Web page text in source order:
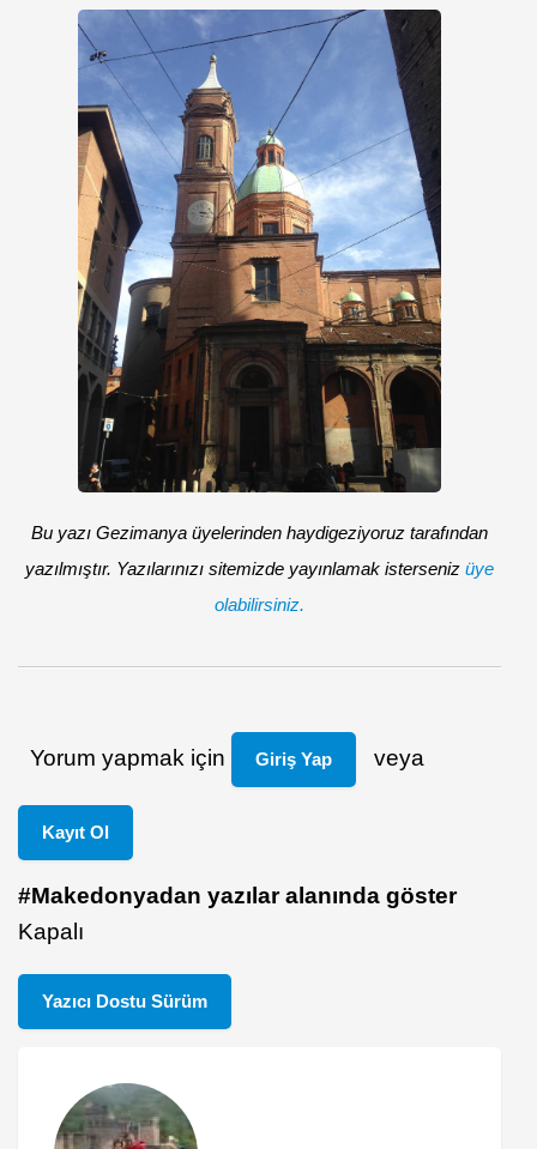
Bu yazı Gezimanya üyelerinden haydigeziyoruz tarafından
yazılmıştır. Yazılarınızı sitemizde yayınlamak isterseniz üye
olabilirsiniz.
Yorum yapmak için Giriş Yap veya
Kayıt Ol
#Makedonyadan yazılar alanında göster
Kapalı
Yazıcı Dostu Sürüm